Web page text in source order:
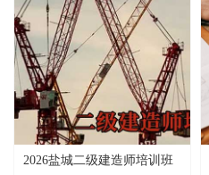
2026盐城二级建造师培训班